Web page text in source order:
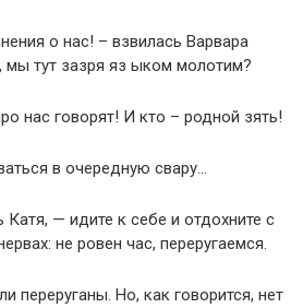
о нас! – взвилась Варвара
мы тут зазря яз ыком молотим?
нас говорят! И кто – родной зять!
в очередную свару…
— идите к себе и отдохните с
не ровен час, переругаемся.
переруганы. Но, как говорится, нет